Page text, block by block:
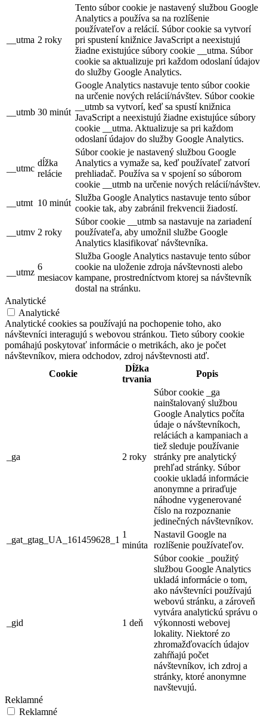
__utma 2 roky
Tento súbor cookie je nastavený službou Google
Analytics a používa sa na rozlíšenie
používateľov a relácií. Súbor cookie sa vytvorí
pri spustení knižnice JavaScript a neexistujú
žiadne existujúce súbory cookie __utma. Súbor
cookie sa aktualizuje pri každom odoslaní údajov
do služby Google Analytics.
__utmb 30 minút
Google Analytics nastavuje tento súbor cookie
na určenie nových relácií/návštev. Súbor cookie
__utmb sa vytvorí, keď sa spustí knižnica
JavaScript a neexistujú žiadne existujúce súbory
cookie __utma. Aktualizuje sa pri každom
odoslaní údajov do služby Google Analytics.
__utmc
dĺžka
relácie
Súbor cookie je nastavený službou Google
Analytics a vymaže sa, keď používateľ zatvorí
prehliadač. Používa sa v spojení so súborom
cookie __utmb na určenie nových relácií/návštev.
__utmt 10 minút
Služba Google Analytics nastavuje tento súbor
cookie tak, aby zabránil frekvencii žiadostí.
__utmv 2 roky
Súbor cookie __utmb sa nastavuje na zariadení
používateľa, aby umožnil službe Google
Analytics klasifikovať návštevníka.
__utmz
6
mesiacov
Služba Google Analytics nastavuje tento súbor
cookie na uloženie zdroja návštevnosti alebo
kampane, prostredníctvom ktorej sa návštevník
dostal na stránku.
Analytické
Analytické
Analytické cookies sa používajú na pochopenie toho, ako
návštevníci interagujú s webovou stránkou. Tieto súbory cookie
pomáhajú poskytovať informácie o metrikách, ako je počet
návštevníkov, miera odchodov, zdroj návštevnosti atď.
Cookie
Dĺžka
trvania
Popis
_ga 2 roky
Súbor cookie _ga
nainštalovaný službou
Google Analytics počíta
údaje o návštevníkoch,
reláciách a kampaniach a
tiež sleduje používanie
stránky pre analytický
prehľad stránky. Súbor
cookie ukladá informácie
anonymne a priraďuje
náhodne vygenerované
číslo na rozpoznanie
jedinečných návštevníkov.
_gat_gtag_UA_161459628_1
1
minúta
Nastavil Google na
rozlíšenie používateľov.
_gid 1 deň
Súbor cookie _použitý
službou Google Analytics
ukladá informácie o tom,
ako návštevníci používajú
webovú stránku, a zároveň
vytvára analytickú správu o
výkonnosti webovej
lokality. Niektoré zo
zhromažďovacích údajov
zahŕňajú počet
návštevníkov, ich zdroj a
stránky, ktoré anonymne
navštevujú.
Reklamné
Reklamné